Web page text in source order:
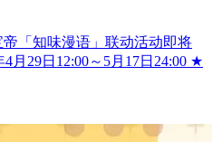
帝「知味漫语」联动活动即将
月29日12:00～5月17日24:00 ★